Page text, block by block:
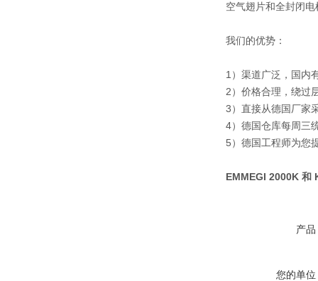
空气翅片和全封闭
我们的优势：
1）渠道广泛，国内
2）价格合理，绕过
3）直接从德国厂家
4）德国仓库每周三
5）德国工程师为您
EMMEGI 2000K 和
产品
您的单位